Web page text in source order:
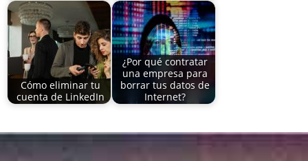
Cómo eliminar tu
cuenta de LinkedIn
¿Por qué contratar
una empresa para
borrar tus datos de
Internet?